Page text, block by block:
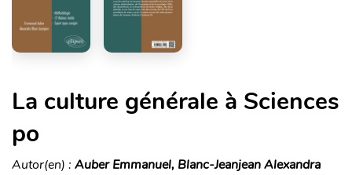
La culture générale à Sciences
po
Autor(en) : Auber Emmanuel, Blanc-Jeanjean Alexandra